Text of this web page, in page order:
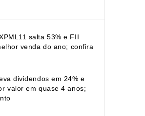
salta 53% e FII
venda do ano; confira
dividendos em 24% e
valor em quase 4 anos;